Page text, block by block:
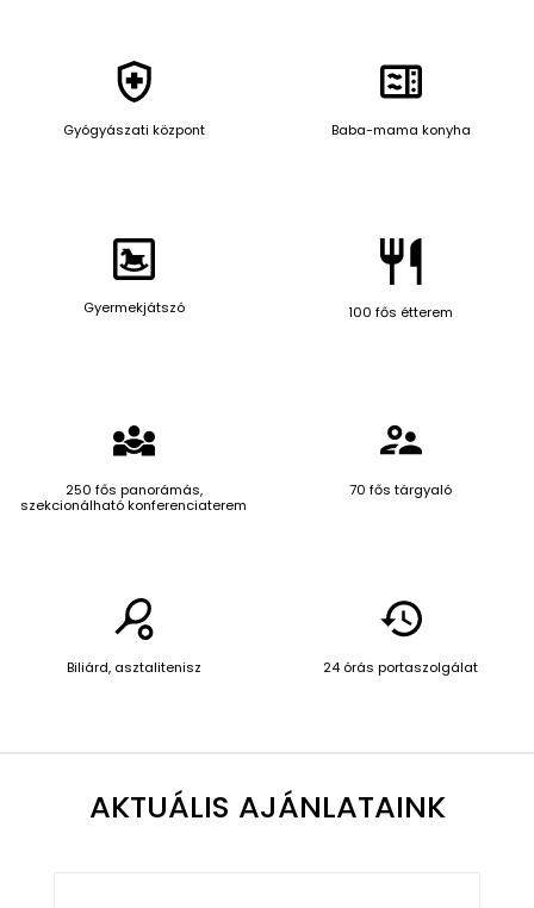
Gyógyászati központ Baba-mama konyha
Gyermekjátszó 100 fős étterem
250 fős panorámás,
szekcionálható konferenciaterem
70 fős tárgyaló
Biliárd, asztalitenisz 24 órás portaszolgálat
AKTUÁLIS AJÁNLATAINK